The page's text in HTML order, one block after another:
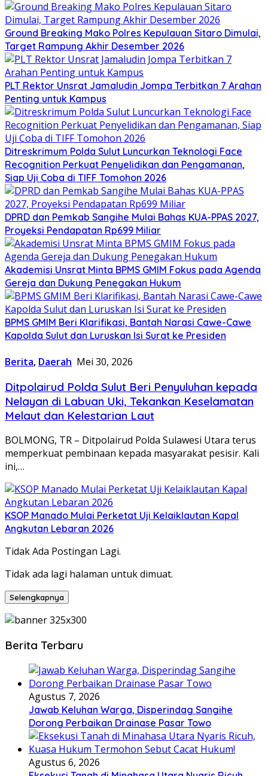
Ground Breaking Mako Polres Kepulauan Sitaro Dimulai,
Target Rampung Akhir Desember 2026
​PLT Rektor Unsrat Jamaludin Jompa Terbitkan 7 Arahan
Penting untuk Kampus
Ditreskrimum Polda Sulut Luncurkan Teknologi Face
Recognition Perkuat Penyelidikan dan Pengamanan,
Siap Uji Coba di TIFF Tomohon 2026
DPRD dan Pemkab Sangihe Mulai Bahas KUA-PPAS 2027,
Proyeksi Pendapatan Rp699 Miliar
Akademisi Unsrat Minta BPMS GMIM Fokus pada Agenda
Gereja dan Dukung Penegakan Hukum
BPMS GMIM Beri Klarifikasi, Bantah Narasi Cawe-Cawe
Kapolda Sulut dan Luruskan Isi Surat ke Presiden
Berita, Daerah Mei 30, 2026
Ditpolairud Polda Sulut Beri Penyuluhan kepada
Nelayan di Labuan Uki, Tekankan Keselamatan
Melaut dan Kelestarian Laut
BOLMONG, TR – Ditpolairud Polda Sulawesi Utara terus
memperkuat pembinaan kepada masyarakat pesisir. Kali
ini,…
KSOP Manado Mulai Perketat Uji Kelaiklautan Kapal
Angkutan Lebaran 2026
Tidak Ada Postingan Lagi.
Tidak ada lagi halaman untuk dimuat.
Selengkapnya
Berita Terbaru
Agustus 7, 2026
Jawab Keluhan Warga, Disperindag Sangihe
Dorong Perbaikan Drainase Pasar Towo
Agustus 6, 2026